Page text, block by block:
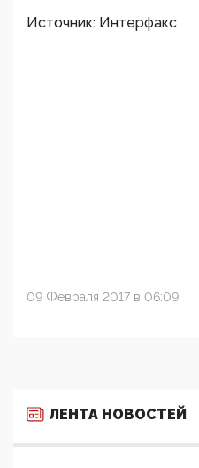
Источник: Интерфакс
09 Февраля 2017 в 06:09
ЛЕНТА НОВОСТЕЙ